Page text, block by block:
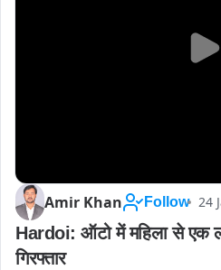
Amir Khan Follow 24
Hardoi: ऑटो में महिला से एक
गिरफ्तार